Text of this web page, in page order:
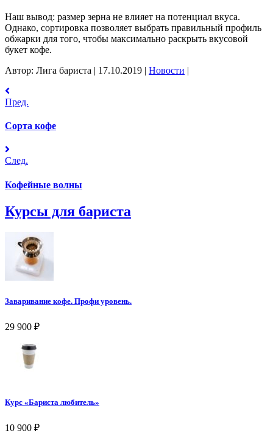
Наш вывод: размер зерна не влияет на потенциал вкуса.
Однако, сортировка позволяет выбрать правильный профиль
обжарки для того, чтобы максимально раскрыть вкусовой
букет кофе.
Автор: Лига бариста | 17.10.2019 | Новости |
Пред.
Сорта кофе
След.
Кофейные волны
Курсы для бариста
Заваривание кофе. Профи уровень.
29 900 ₽
Курс «Бариста любитель»
10 900 ₽